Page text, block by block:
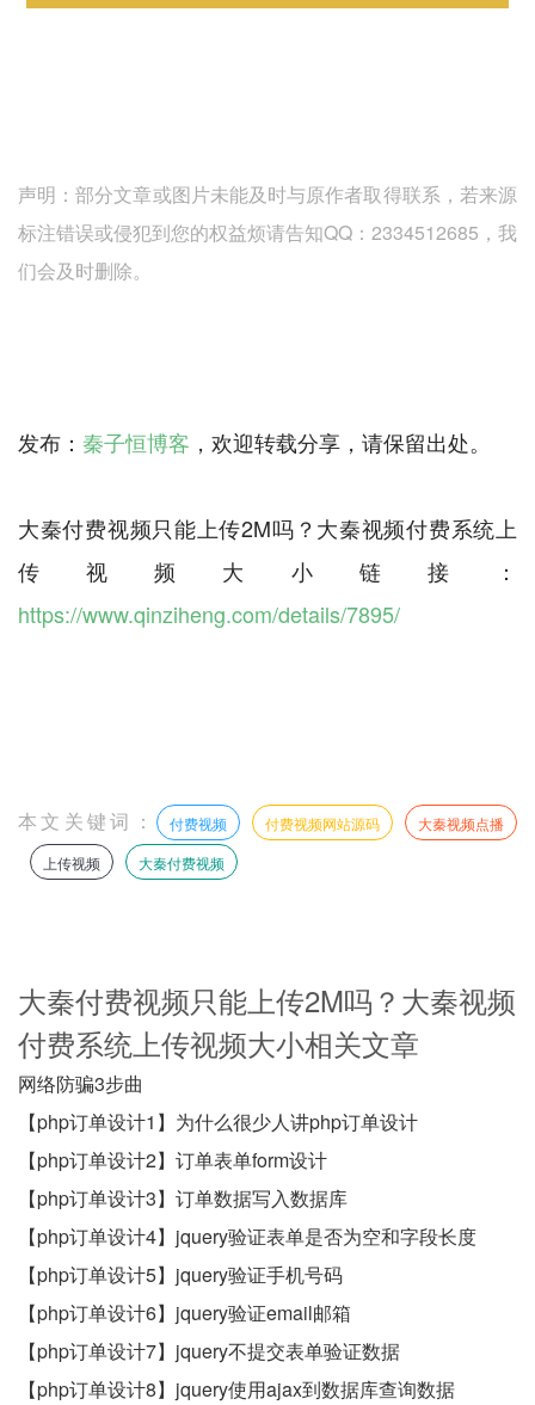
声明：部分文章或图片未能及时与原作者取得联系，若来源
标注错误或侵犯到您的权益烦请告知QQ：2334512685，我
们会及时删除。
发布： 秦子恒博客 ，欢迎转载分享，请保留出处。
大秦付费视频只能上传2M吗？大秦视频付费系统上
传视频大小链接：
https://www.qinziheng.com/details/7895/
本文关键词： 付费视频 付费视频网站源码
大秦视频点播
上传视频
大秦付费视频
大秦付费视频只能上传2M吗？大秦视频
付费系统上传视频大小相关文章
网络防骗3步曲
【php订单设计1】为什么很少人讲php订单设计
【php订单设计2】订单表单form设计
【php订单设计3】订单数据写入数据库
【php订单设计4】jquery验证表单是否为空和字段长度
【php订单设计5】jquery验证手机号码
【php订单设计6】jquery验证email邮箱
【php订单设计7】jquery不提交表单验证数据
【php订单设计8】jquery使用ajax到数据库查询数据